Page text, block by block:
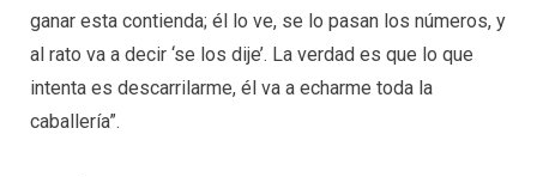
ganar esta contienda; él lo ve, se lo pasan los números, y
al rato va a decir ‘se los dije’. La verdad es que lo que
intenta es descarrilarme, él va a echarme toda la
caballería”.